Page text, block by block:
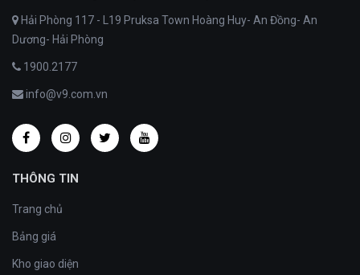
Hải Phòng 117 - L19 Pruksa Town Hoàng Huy- An Đồng- An
Dương- Hải Phòng
1900.2177
info@v9.com.vn
THÔNG TIN
Trang chủ
Bảng giá
Kho giao diện